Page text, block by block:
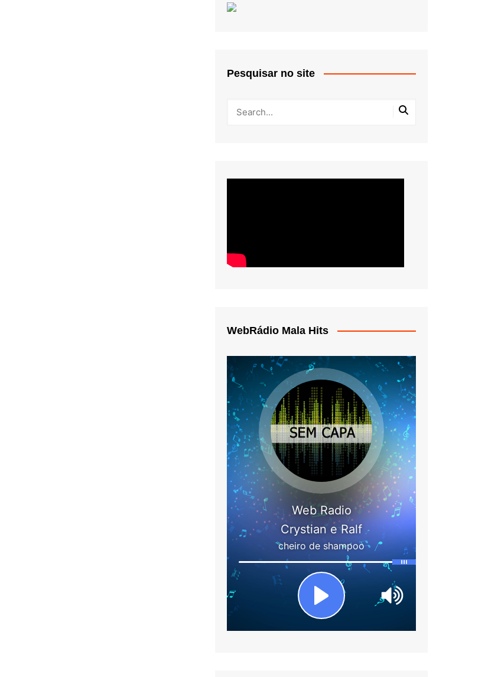
Pesquisar no site
WebRádio Mala Hits